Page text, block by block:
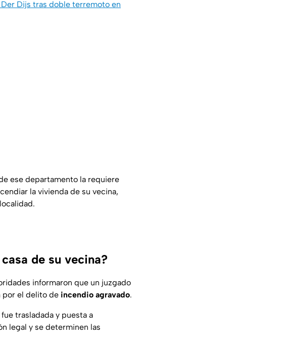
Dijs tras doble terremoto en
ese departamento la requiere
la vivienda de su vecina,
de su vecina?
informaron que un juzgado
por el delito de incendio agravado.
trasladada y puesta a
legal y se determinen las